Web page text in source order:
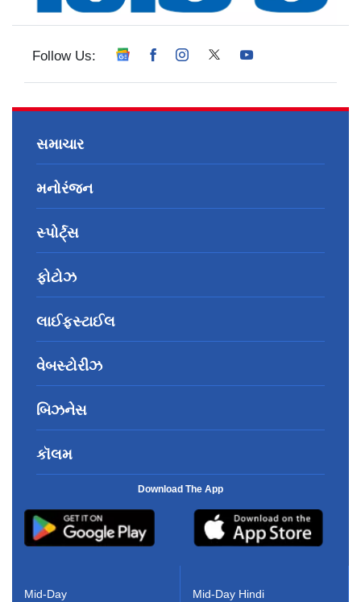
Follow Us:
સમાચાર
મનોરંજન
સ્પોર્ટ્સ
ફોટોઝ
લાઈફસ્ટાઈલ
વેબસ્ટોરીઝ
બિઝનેસ
કૉલમ
Download The App
Mid-Day Mid-Day Hindi